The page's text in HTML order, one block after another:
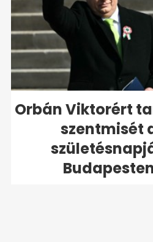
Orbán Viktorért
szentmisét